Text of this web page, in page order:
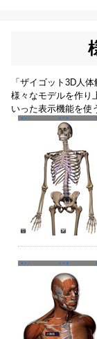
「ザイゴット3D人
様々なモデルを作り
いった表示機能を使